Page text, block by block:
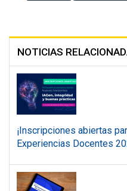
NOTICIAS
¡Inscripciones abiertas
Experiencias Docentes